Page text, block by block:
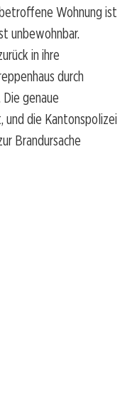
Wohnung ist
unbewohnbar.
in ihre
durch
genaue
und die Kantonspolizei
Brandursache